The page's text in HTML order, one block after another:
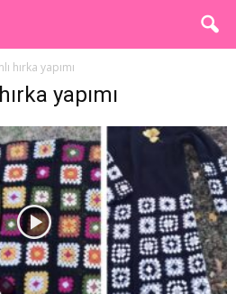
hırka yapımı
yapımı